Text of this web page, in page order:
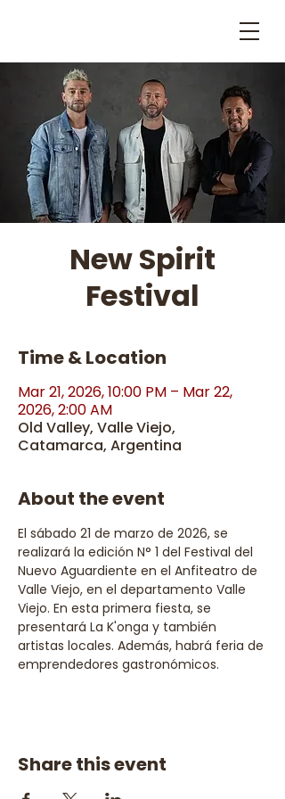
New Spirit
Festival
Time & Location
Mar 21, 2026, 10:00 PM – Mar 22,
2026, 2:00 AM
Old Valley, Valle Viejo,
Catamarca, Argentina
About the event
El sábado 21 de marzo de 2026, se
realizará la edición N° 1 del Festival del
Nuevo Aguardiente en el Anfiteatro de
Valle Viejo, en el departamento Valle
Viejo. En esta primera fiesta, se
presentará La K'onga y también
artistas locales. Además, habrá feria de
emprendedores gastronómicos.
Share this event